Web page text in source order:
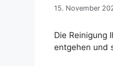
15. November
Die Reinigung
entgehen und